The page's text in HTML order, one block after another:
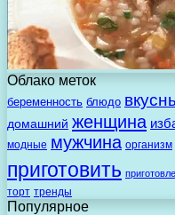
Облако меток
беременность блюдо
домашний женщина
модные мужчина организм
приготовить
торт тренды
Популярное